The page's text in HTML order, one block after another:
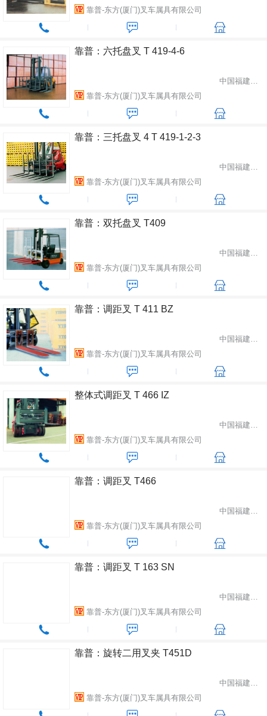
靠普-东方(厦门)叉车属具有限公司
靠普：六托盘叉 T 419-4-6
中国福建省厦门市
靠普-东方(厦门)叉车属具有限公司
靠普：三托盘叉 4 T 419-1-2-3
中国福建省厦门市
靠普-东方(厦门)叉车属具有限公司
靠普：双托盘叉 T409
中国福建省厦门市
靠普-东方(厦门)叉车属具有限公司
靠普：调距叉 T 411 BZ
中国福建省厦门市
靠普-东方(厦门)叉车属具有限公司
整体式调距叉 T 466 IZ
中国福建省厦门市
靠普-东方(厦门)叉车属具有限公司
靠普：调距叉 T466
中国福建省厦门市
靠普-东方(厦门)叉车属具有限公司
靠普：调距叉 T 163 SN
中国福建省厦门市
靠普-东方(厦门)叉车属具有限公司
靠普：旋转二用叉夹 T451D
中国福建省厦门市
靠普-东方(厦门)叉车属具有限公司